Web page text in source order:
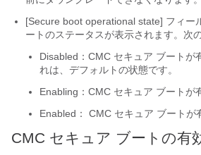
[Secure boot operational state] フィー
ートのステータスが表示されます。次
Disabled：CMC セキュア ブートが
れは、デフォルトの状態です。
Enabling：CMC セキュア ブートが
Enabled：
CMC セキュア ブートが
CMC セキュア ブートの有